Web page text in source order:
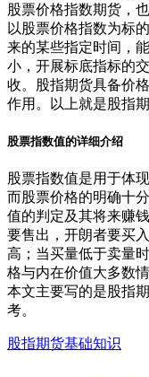
股票价格指数期货，
以股票价格指数为标
来的某些指定时间，
小，开展标底指标的
收。股指期货具备价
作用。以上就是股指
股票指数值的详细介绍
股票指数值是用于体
而股票价格的明确十
值的判定及其将来赚
要售出，开朗者要买
高；当买量低于卖量
格与内在价值大多数
本文主要写的是股指
考。
股指期货基础知识